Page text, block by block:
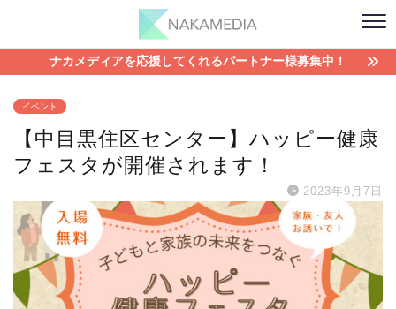
ナカメディアを応援してくれるパートナー様募集中！
イベント
【中目黒住区センター】ハッピー健康
フェスタが開催されます！
2023年9月7日